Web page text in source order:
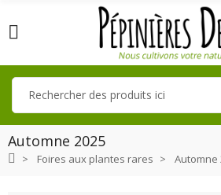
Automne 2025
Foires aux plantes rares Automne